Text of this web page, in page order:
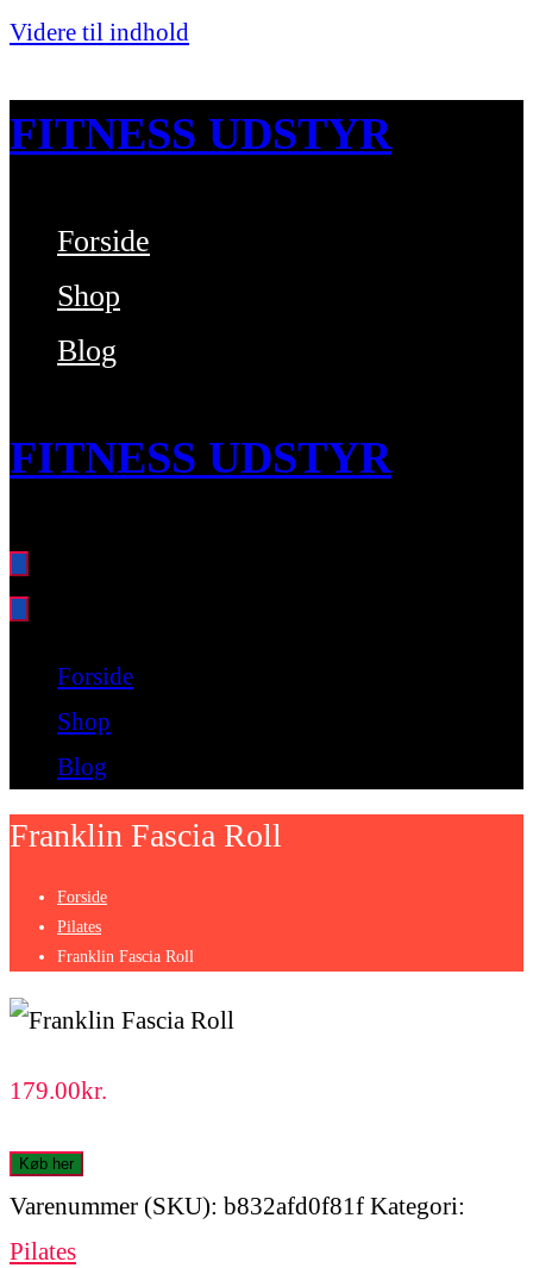
Videre til indhold
FITNESS UDSTYR
Bare endnu et fitness websted
Forside
Shop
Blog
FITNESS UDSTYR
Bare endnu et fitness websted
Forside
Shop
Blog
Franklin Fascia Roll
Forside
Pilates
Franklin Fascia Roll
179.00kr.
Køb her
Varenummer (SKU): b832afd0f81f Kategori:
Pilates